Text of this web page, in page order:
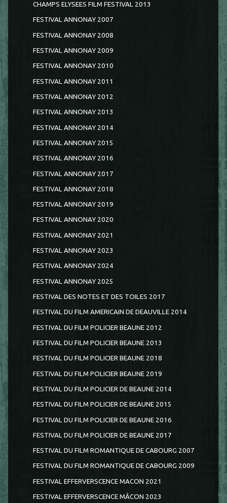
CHAMPS ELYSEES FILM FESTIVAL 2013
FESTIVAL ANNONAY 2007
FESTIVAL ANNONAY 2008
FESTIVAL ANNONAY 2009
FESTIVAL ANNONAY 2010
FESTIVAL ANNONAY 2011
FESTIVAL ANNONAY 2012
FESTIVAL ANNONAY 2013
FESTIVAL ANNONAY 2014
FESTIVAL ANNONAY 2015
FESTIVAL ANNONAY 2016
FESTIVAL ANNONAY 2017
FESTIVAL ANNONAY 2018
FESTIVAL ANNONAY 2019
FESTIVAL ANNONAY 2020
FESTIVAL ANNONAY 2021
FESTIVAL ANNONAY 2023
FESTIVAL ANNONAY 2024
FESTIVAL ANNONAY 2025
FESTIVAL DES NOTES ET DES TOILES 2017
FESTIVAL DU FILM AMERICAIN DE DEAUVILLE 2014
FESTIVAL DU FILM POLICIER BEAUNE 2012
FESTIVAL DU FILM POLICIER BEAUNE 2013
FESTIVAL DU FILM POLICIER BEAUNE 2018
FESTIVAL DU FILM POLICIER BEAUNE 2019
FESTIVAL DU FILM POLICIER DE BEAUNE 2014
FESTIVAL DU FILM POLICIER DE BEAUNE 2015
FESTIVAL DU FILM POLICIER DE BEAUNE 2016
FESTIVAL DU FILM POLICIER DE BEAUNE 2017
FESTIVAL DU FILM ROMANTIQUE DE CABOURG 2007
FESTIVAL DU FILM ROMANTIQUE DE CABOURG 2009
FESTIVAL EFFERVERSCENCE MACON 2021
FESTIVAL EFFERVERSCENCE MÂCON 2023